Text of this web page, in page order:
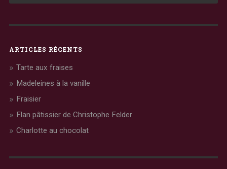
ARTICLES RÉCENTS
Tarte aux fraises
Madeleines à la vanille
Fraisier
Flan pâtissier de Christophe Felder
Charlotte au chocolat